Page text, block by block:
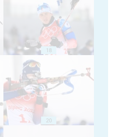
18
20